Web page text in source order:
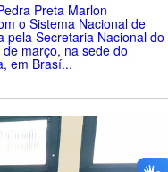
Preta Marlon
o Sistema Nacional de
pela Secretaria Nacional do
março, na sede do
em Brasí...